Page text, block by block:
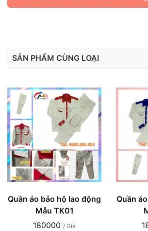
SẢN PHẨM CÙNG LOẠI
Quần áo bảo hộ lao động
Mẫu TK01
180000 / Giá
Quần